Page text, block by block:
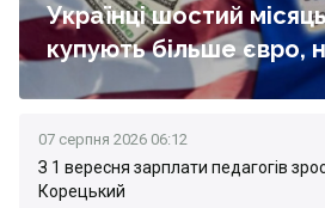
Українці шостий
купують більше євро,
07 серпня 2026 06:12
З 1 вересня зарплати педагогів
Корецький